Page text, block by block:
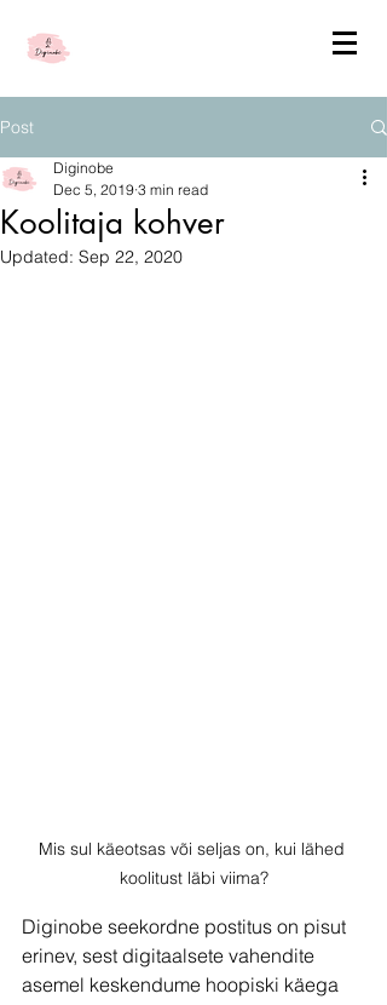
Post
Koolitaja kohver
Diginobe
Dec 5, 2019 3 min read
Updated: Sep 22, 2020
Mis sul käeotsas või seljas on, kui lähed
koolitust läbi viima?
Diginobe seekordne postitus on pisut
erinev, sest digitaalsete vahendite
asemel keskendume hoopiski käega